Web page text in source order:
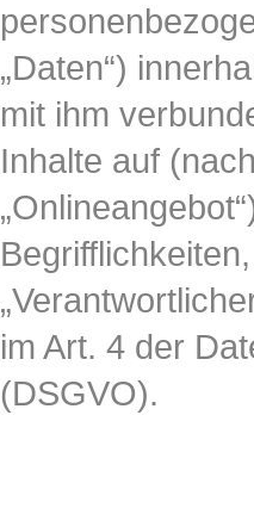
„Daten“)
mit ihm
Inhalte auf
im Art. 4 der
(DSGVO).